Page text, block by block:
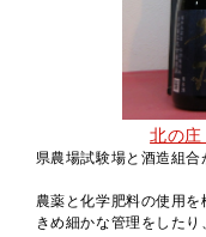
北の庄
県農場試験場と酒造組
農薬と化学肥料の使用
きめ細かな管理をした